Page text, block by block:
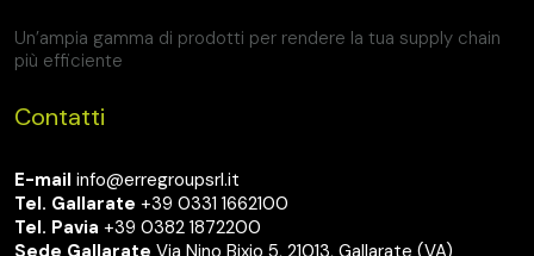
Un’ampia gamma di prodotti per rendere la tua supply chain
più efficiente
Contatti
E-mail info@erregroupsrl.it
Tel. Gallarate +39 0331 1662100
Tel. Pavia +39 0382 1872200
Sede Gallarate Via Nino Bixio 5, 21013, Gallarate (VA)